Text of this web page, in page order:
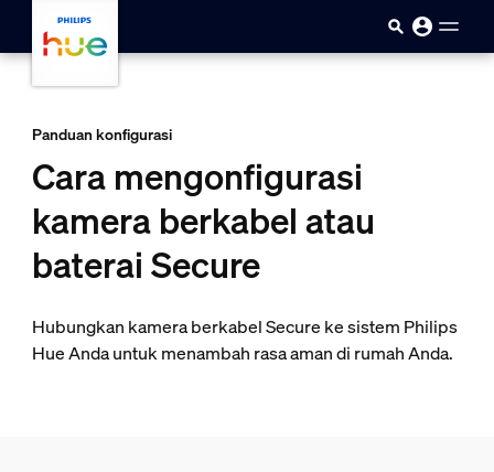
Panduan konfigurasi
Cara mengonfigurasi
kamera berkabel atau
baterai Secure
Hubungkan kamera berkabel Secure ke sistem Philips
Hue Anda untuk menambah rasa aman di rumah Anda.